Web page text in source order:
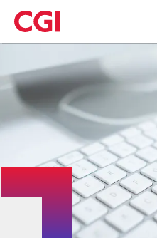
Skip
to
main